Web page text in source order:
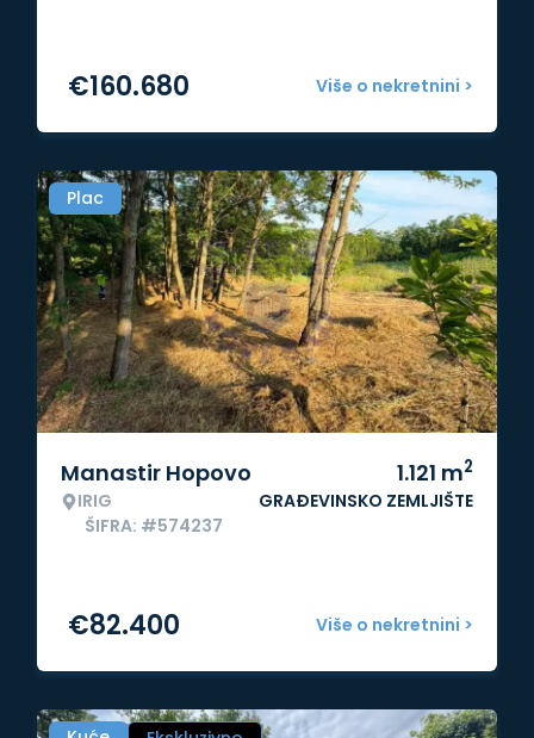
Više o nekretnini >
€160.680
Plac
Manastir Hopovo
IRIG
ŠIFRA: #574237
1.121 m2
GRAĐEVINSKO ZEMLJIŠTE
Više o nekretnini >
€82.400